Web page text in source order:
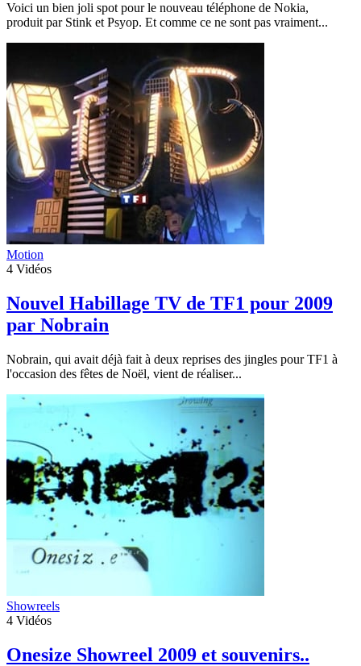
Voici un bien joli spot pour le nouveau téléphone de Nokia,
produit par Stink et Psyop. Et comme ce ne sont pas vraiment...
Motion
4 Vidéos
Nouvel Habillage TV de TF1 pour 2009
par Nobrain
Nobrain, qui avait déjà fait à deux reprises des jingles pour TF1 à
l'occasion des fêtes de Noël, vient de réaliser...
Showreels
4 Vidéos
Onesize Showreel 2009 et souvenirs..